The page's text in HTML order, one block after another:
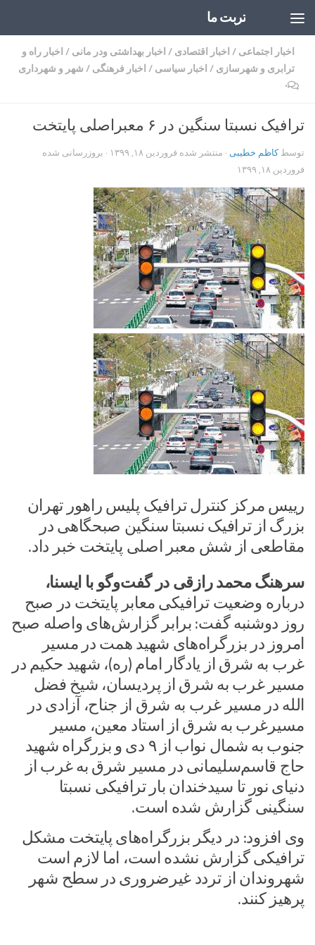
تربت ما
اخبار اجتماعی / اخبار اقتصادی / اخبار بهداشتی ودر مانی / اخبار راه و
ترابری و شهرسازی / اخبار سیاسی / اخبار فرهنگی / شهر و شهرداری
۰
ترافیک نسبتا سنگین در ۶ معبراصلی پایتخت
توسطکاظم خطیبی · منتشر شده فروردین ۱۸, ۱۳۹۹
· بروزرسانی شده
فروردین ۱۸, ۱۳۹۹
رییس مرکز کنترل ترافیک پلیس راهور تهران
بزرگ از ترافیک نسبتا سنگین صبحگاهی در
مقاطعی از شش معبر اصلی پایتخت خبر داد.
سرهنگ محمد رازقی در گفت‌وگو با ایسنا،
درباره وضعیت ترافیکی معابر پایتخت در صبح
روز دوشنبه گفت:‌ برابر گزارش‌های واصله صبح
امروز در بزرگراه‌های شهید همت در مسیر
غرب به شرق از یادگار امام (ره)، شهید حکیم در
مسیر غرب به شرق از پردیسان، شیخ فضل
الله در مسیر غرب به شرق از جناح، آزادی در
مسیرغرب به شرق از استاد معین، مسیر
جنوب به شمال نواب از ۹ دی و بزرگراه شهید
حاج قاسم‌سلیمانی در مسیر شرق به غرب از
دنیای نور تا سیدخندان بار ترافیکی نسبتا
سنگینی گزارش شده است.
وی افزود:‌ در دیگر بزرگراه‌های پایتخت مشکل
ترافیکی گزارش نشده است، اما لازم است
شهروندان از تردد غیرضروری در سطح شهر
پرهیز کنند.